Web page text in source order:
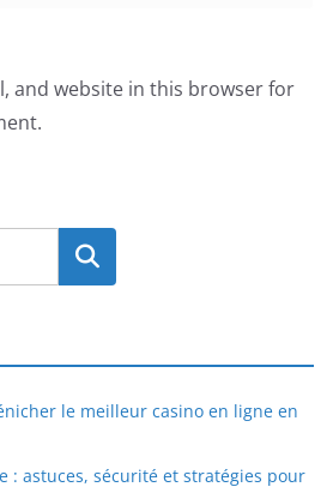
and website in this browser for
Search
le meilleur casino en ligne en
: astuces, sécurité et stratégies pour